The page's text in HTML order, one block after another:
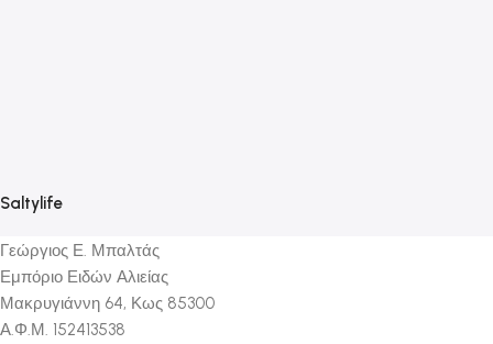
Saltylife
Γεώργιος Ε. Μπαλτάς
Εμπόριο Ειδών Αλιείας
Μακρυγιάννη 64, Κως 85300
Α.Φ.Μ. 152413538